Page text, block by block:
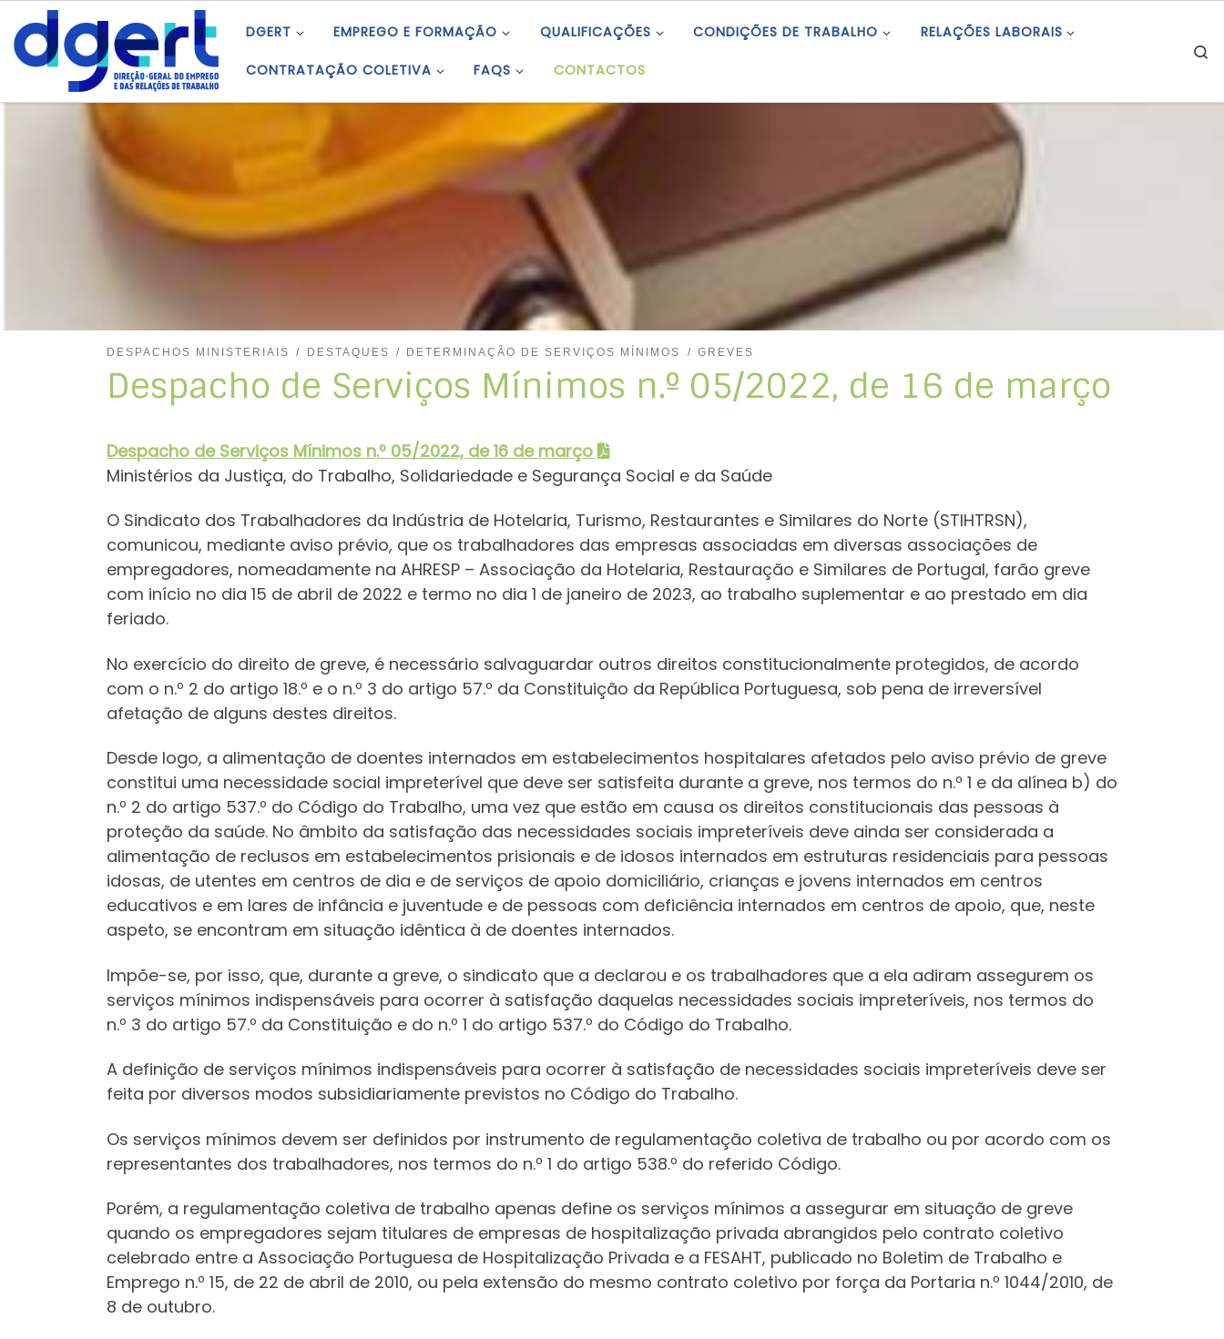
Skip to content DGERT EMPREGO E FORMAÇÃO QUALIFICAÇÕES CONDIÇÕES DE TRABALHO RELAÇÕES LABORAIS
CONTRATAÇÃO COLETIVA FAQS CONTACTOS
DESPACHOS MINISTERIAIS DESTAQUES DETERMINAÇÃO DE SERVIÇOS MÍNIMOS GREVES
Despacho de Serviços Mínimos n.º 05/2022, de 16 de março
Despacho de Serviços Mínimos n.º 05/2022, de 16 de março
Ministérios da Justiça, do Trabalho, Solidariedade e Segurança Social e da Saúde
O Sindicato dos Trabalhadores da Indústria de Hotelaria, Turismo, Restaurantes e Similares do Norte (STIHTRSN),
comunicou, mediante aviso prévio, que os trabalhadores das empresas associadas em diversas associações de
empregadores, nomeadamente na AHRESP – Associação da Hotelaria, Restauração e Similares de Portugal, farão greve
com início no dia 15 de abril de 2022 e termo no dia 1 de janeiro de 2023, ao trabalho suplementar e ao prestado em dia
feriado.
No exercício do direito de greve, é necessário salvaguardar outros direitos constitucionalmente protegidos, de acordo
com o n.º 2 do artigo 18.º e o n.º 3 do artigo 57.º da Constituição da República Portuguesa, sob pena de irreversível
afetação de alguns destes direitos.
Desde logo, a alimentação de doentes internados em estabelecimentos hospitalares afetados pelo aviso prévio de greve
constitui uma necessidade social impreterível que deve ser satisfeita durante a greve, nos termos do n.º 1 e da alínea b) do
n.º 2 do artigo 537.º do Código do Trabalho, uma vez que estão em causa os direitos constitucionais das pessoas à
proteção da saúde. No âmbito da satisfação das necessidades sociais impreteríveis deve ainda ser considerada a
alimentação de reclusos em estabelecimentos prisionais e de idosos internados em estruturas residenciais para pessoas
idosas, de utentes em centros de dia e de serviços de apoio domiciliário, crianças e jovens internados em centros
educativos e em lares de infância e juventude e de pessoas com deficiência internados em centros de apoio, que, neste
aspeto, se encontram em situação idêntica à de doentes internados.
Impõe-se, por isso, que, durante a greve, o sindicato que a declarou e os trabalhadores que a ela adiram assegurem os
serviços mínimos indispensáveis para ocorrer à satisfação daquelas necessidades sociais impreteríveis, nos termos do
n.º 3 do artigo 57.º da Constituição e do n.º 1 do artigo 537.º do Código do Trabalho.
A definição de serviços mínimos indispensáveis para ocorrer à satisfação de necessidades sociais impreteríveis deve ser
feita por diversos modos subsidiariamente previstos no Código do Trabalho.
Os serviços mínimos devem ser definidos por instrumento de regulamentação coletiva de trabalho ou por acordo com os
representantes dos trabalhadores, nos termos do n.º 1 do artigo 538.º do referido Código.
Porém, a regulamentação coletiva de trabalho apenas define os serviços mínimos a assegurar em situação de greve
quando os empregadores sejam titulares de empresas de hospitalização privada abrangidos pelo contrato coletivo
celebrado entre a Associação Portuguesa de Hospitalização Privada e a FESAHT, publicado no Boletim de Trabalho e
Emprego n.º 15, de 22 de abril de 2010, ou pela extensão do mesmo contrato coletivo por força da Portaria n.º 1044/2010, de
8 de outubro.